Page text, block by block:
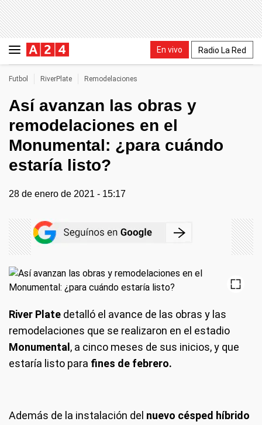
En vivo Radio La Red
Futbol RiverPlate Remodelaciones
Así avanzan las obras y
remodelaciones en el
Monumental: ¿para cuándo
estaría listo?
28 de enero de 2021 - 15:17
River Plate detalló el avance de las obras y las
remodelaciones que se realizaron en el estadio
Monumental , a cinco meses de sus inicios, y que
estaría listo para fines de febrero.
Además de la instalación del nuevo césped híbrido